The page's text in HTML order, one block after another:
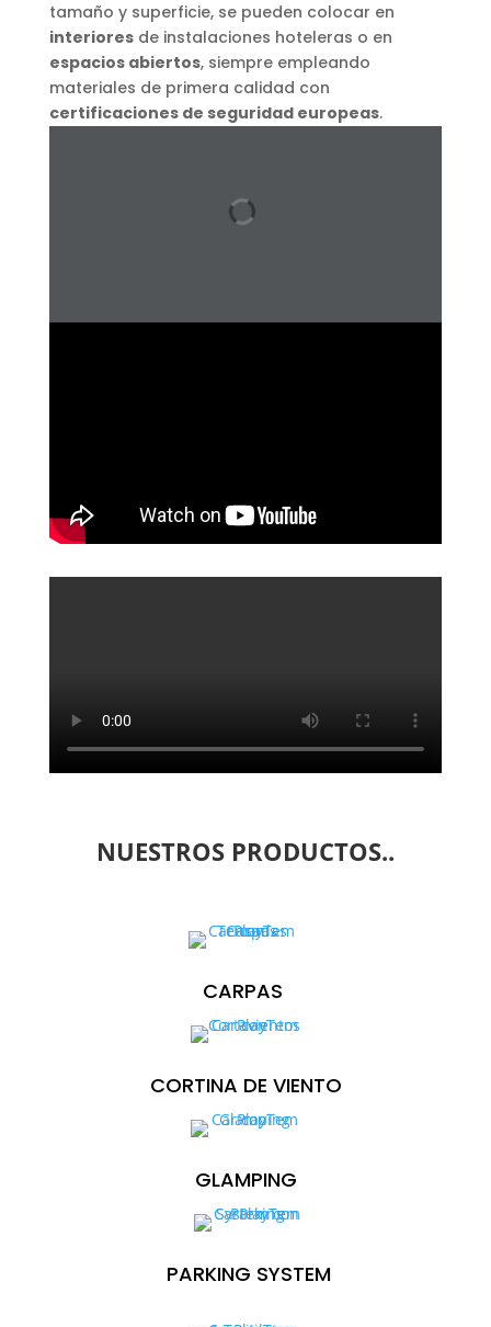
tamaño y superficie, se pueden colocar en
interioresde instalaciones hoteleras o en
espacios abiertos, siempre empleando
materiales de primera calidad con
certificaciones de seguridad europeas.
NUESTROS PRODUCTOS..
CARPAS
CORTINA DE VIENTO
GLAMPING
PARKING SYSTEM